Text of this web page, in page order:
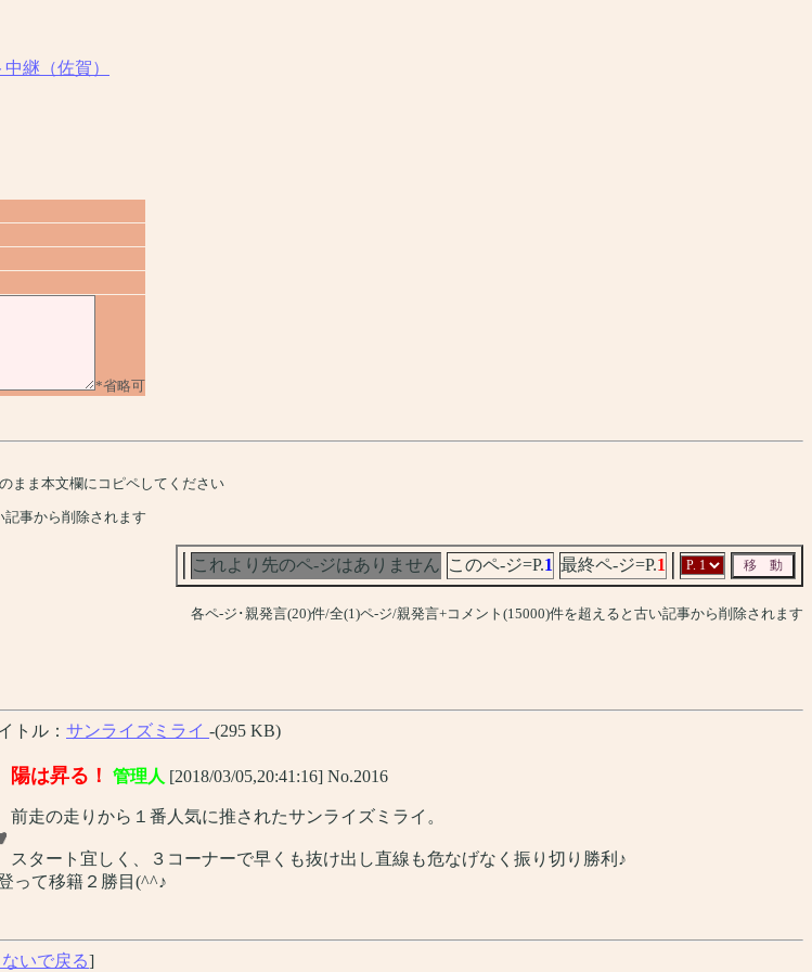
継（佐賀）
*省略可
まま本文欄にコピペしてください
事から削除されます
これより先のペ-ジはありません このペ-ジ=P.1 最終ペ-ジ=P.1
各ペ-ジ･親発言(20)件/全(1)ペ-ジ/親発言+コメント(15000)件を超えると古い記事から削除されます
トル： サンライズミライ -(295 KB)
陽は昇る！ 管理人 [2018/03/05,20:41:16] No.2016
前走の走りから１番人気に推されたサンライズミライ。
スタート宜しく、３コーナーで早くも抜け出し直線も危なげなく振り切り勝利♪
って移籍２勝目(^^♪
いで戻る]